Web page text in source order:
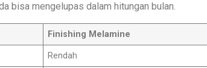
bisa mengelupas dalam hitungan bulan.
Finishing Melamine
Rendah